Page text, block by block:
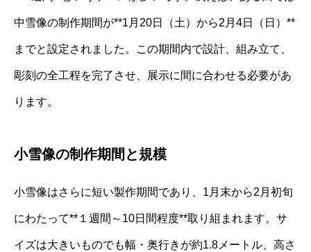
中雪像の制作期間が**1月20日（土）から2月4日（日）**
までと設定されました。この期間内で設計、組み立て、
彫刻の全工程を完了させ、展示に間に合わせる必要があ
ります。
小雪像の制作期間と規模
小雪像はさらに短い製作期間であり、1月末から2月初旬
にわたって**１週間～10日間程度**取り組まれます。サ
イズは大きいものでも幅・奥行きが約1.8メートル、高さ